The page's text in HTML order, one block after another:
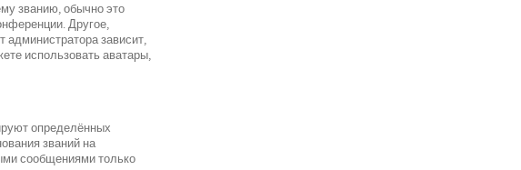
званию, обычно это
Другое,
администратора зависит,
использовать аватары,
определённых
званий на
сообщениями только